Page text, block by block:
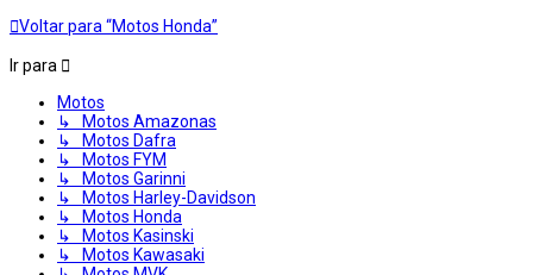
Voltar para “Motos Honda”
Ir para
Motos
↳ Motos Amazonas
↳ Motos Dafra
↳ Motos FYM
↳ Motos Garinni
↳ Motos Harley-Davidson
↳ Motos Honda
↳ Motos Kasinski
↳ Motos Kawasaki